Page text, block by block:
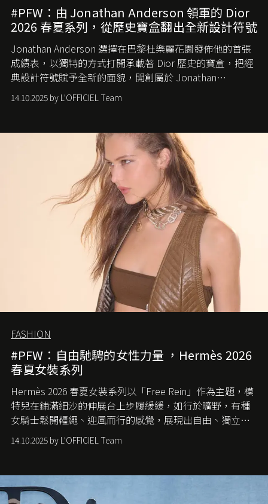
#PFW：由 Jonathan Anderson 領軍的 Dior
2026 春夏系列，從歷史寶盒翻出全新設計符號
Jonathan Anderson 選擇在巴黎杜樂麗花園發佈他的首張
成績表，以獨特的方式打開承載著 Dior 歷史的寶盒，把經
典設計符號賦予全新的面貌，開創屬於 Jonathan
Anderson 的 Dior 時代。
14.10.2025 by L'OFFICIEL Team
FASHION
#PFW：自由馳騁的女性力量 ，Hermès 2026
春夏女裝系列
Hermès 2026 春夏女裝系列以「Free Rein」作為主題，模
特兒在鋪滿細沙的伸展台上步履緩緩，如行於曠野，有種
女騎士鬆開韁繩、迎風而行的感覺，展現出自由、獨立與
從容的態度。
14.10.2025 by L'OFFICIEL Team